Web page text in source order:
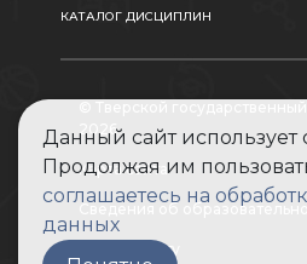
КАТАЛОГ ДИСЦИПЛИН
2026
Карта сайта
Сведения об
Абитуриенту
Данный сайт использует
Продолжая им
соглашаетесь на
данных